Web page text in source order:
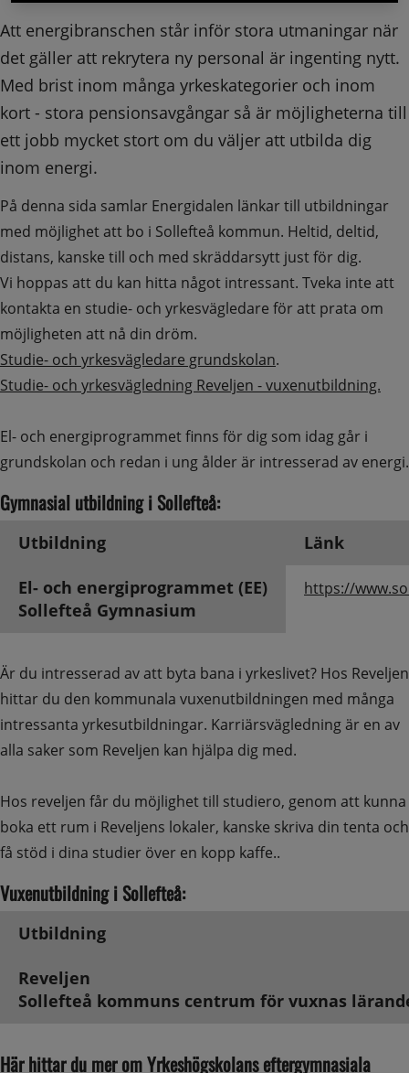
Att energibranschen står inför stora utmaningar när
det gäller att rekrytera ny personal är ingenting nytt.
Med brist inom många yrkeskategorier och inom
kort - stora pensionsavgångar så är möjligheterna till
ett jobb mycket stort om du väljer att utbilda dig
inom energi.
På denna sida samlar Energidalen länkar till utbildningar
med möjlighet att bo i Sollefteå kommun. Heltid, deltid,
distans, kanske till och med skräddarsytt just för dig.
Vi hoppas att du kan hitta något intressant. Tveka inte att
kontakta en studie- och yrkesvägledare för att prata om
möjligheten att nå din dröm.
Studie- och yrkesvägledare grundskolan.
Studie- och yrkesvägledning Reveljen - vuxenutbildning.
El- och energiprogrammet finns för dig som idag går i
Gymnasial utbildning i Sollefteå:
Utbildning Länk
El- och energiprogrammet (EE)
Sollefteå Gymnasium
https://
Är du intresserad av att byta bana i yrkeslivet? Hos Reveljen
hittar du den kommunala vuxenutbildningen med många
intressanta yrkesutbildningar. Karriärsvägledning är en av
alla saker som Reveljen kan hjälpa dig med.
Hos reveljen får du möjlighet till studiero, genom att kunna
boka ett rum i Reveljens lokaler, kanske skriva din tenta och
få stöd i dina studier över en kopp kaffe..
Vuxenutbildning i Sollefteå:
Utbildning
Reveljen
Sollefteå kommuns centrum för vuxnas
Här hittar du mer om Yrkeshögskolans eftergymnasiala